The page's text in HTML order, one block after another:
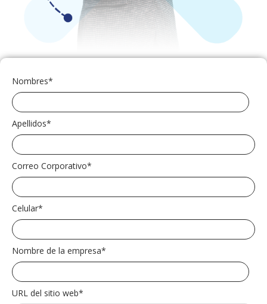
Nombres*
Apellidos*
Correo Corporativo*
Celular*
Nombre de la empresa*
URL del sitio web*